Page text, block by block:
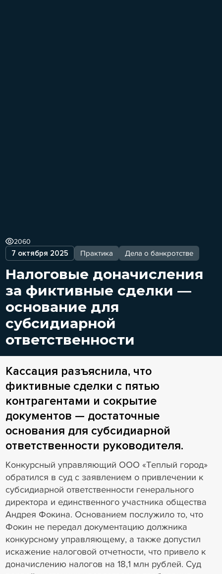
7 октября 2025 Практика Дела о банкротстве
2060
Налоговые доначисления
за фиктивные сделки —
основание для
субсидиарной
ответственности
Кассация разъяснила, что
фиктивные сделки с пятью
контрагентами и сокрытие
документов — достаточные
основания для субсидиарной
ответственности руководителя.
Конкурсный управляющий ООО «Теплый город»
обратился в суд с заявлением о привлечении к
субсидиарной ответственности генерального
директора и единственного участника общества
Андрея Фокина. Основанием послужило то, что
Фокин не передал документацию должника
конкурсному управляющему, а также допустил
искажение налоговой отчетности, что привело к
доначислению налогов на 18,1 млн рублей. Суд